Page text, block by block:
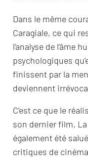
Dans le même
Caragiale, ce qui
l’analyse de l’âme
psychologiques
finissent par la
deviennent
C’est ce que le
son dernier film,
également été
critiques de